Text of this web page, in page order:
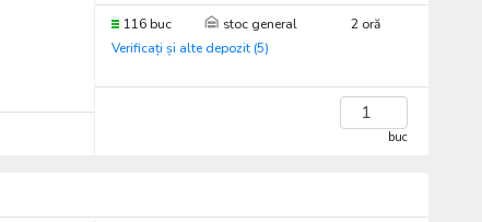
116 buc stoc general
2 oră
Verificați și alte depozit (5)
buc